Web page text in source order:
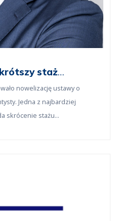
staż
nowelizację ustawy o
Jedna z najbardziej
skrócenie stażu